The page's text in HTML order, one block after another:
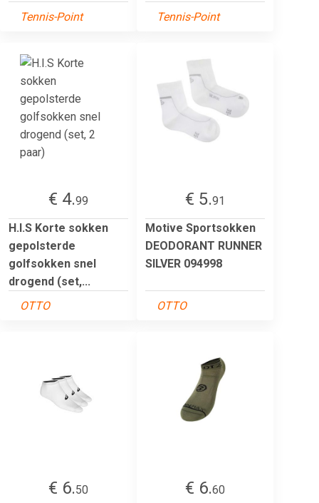
Tennis-Point
Tennis-Point
€ 4.99
H.I.S Korte sokken
gepolsterde
golfsokken snel
drogend (set,...
OTTO
€ 5.91
Motive Sportsokken
DEODORANT RUNNER
SILVER 094998
OTTO
€ 6.50
€ 6.60